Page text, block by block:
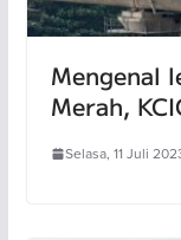
Mengenal
Merah,
Selasa, 11 Juli